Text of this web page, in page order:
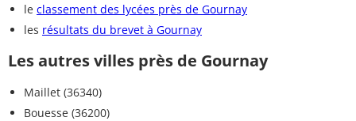
le classement des lycées près de Gournay
les résultats du brevet à Gournay
Les autres villes près de Gournay
Maillet (36340)
Bouesse (36200)